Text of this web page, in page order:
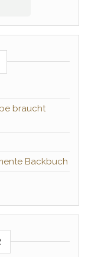
braucht
Backbuch